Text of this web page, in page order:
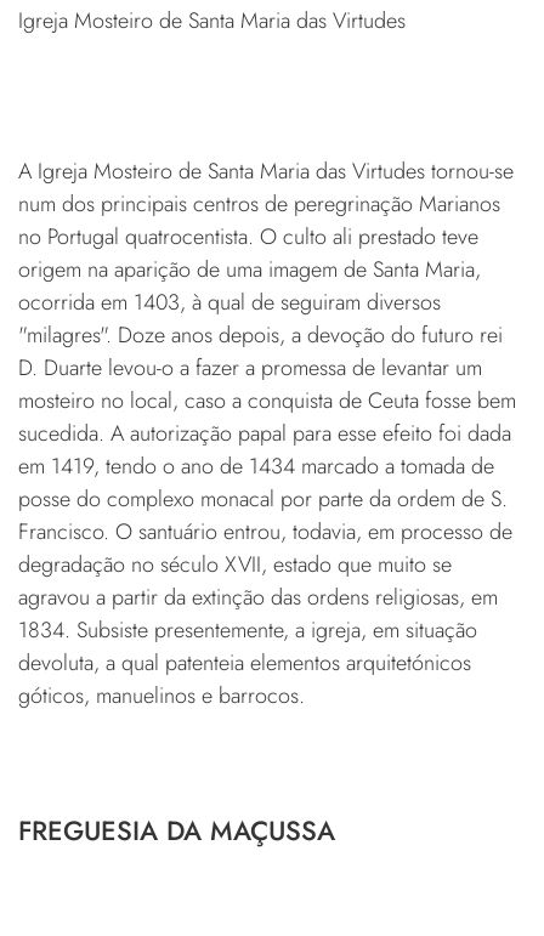
Igreja Mosteiro de Santa Maria das Virtudes
A Igreja Mosteiro de Santa Maria das Virtudes tornou-se
num dos principais centros de peregrinação Marianos
no Portugal quatrocentista. O culto ali prestado teve
origem na aparição de uma imagem de Santa Maria,
ocorrida em 1403, à qual de seguiram diversos
"milagres". Doze anos depois, a devoção do futuro rei
D. Duarte levou-o a fazer a promessa de levantar um
mosteiro no local, caso a conquista de Ceuta fosse bem
sucedida. A autorização papal para esse efeito foi dada
em 1419, tendo o ano de 1434 marcado a tomada de
posse do complexo monacal por parte da ordem de S.
Francisco. O santuário entrou, todavia, em processo de
degradação no século XVII, estado que muito se
agravou a partir da extinção das ordens religiosas, em
1834. Subsiste presentemente, a igreja, em situação
devoluta, a qual patenteia elementos arquitetónicos
góticos, manuelinos e barrocos.
FREGUESIA DA MAÇUSSA